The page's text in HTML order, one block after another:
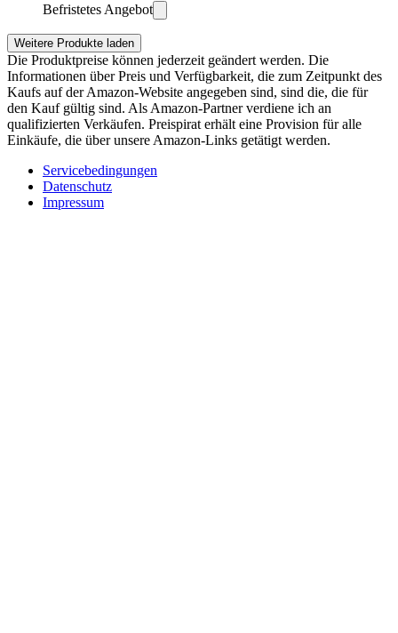
Befristetes Angebot
Weitere Produkte laden
Die Produktpreise können jederzeit geändert werden. Die
Informationen über Preis und Verfügbarkeit, die zum Zeitpunkt des
Kaufs auf der Amazon-Website angegeben sind, sind die, die für
den Kauf gültig sind. Als Amazon-Partner verdiene ich an
qualifizierten Verkäufen. Preispirat erhält eine Provision für alle
Einkäufe, die über unsere Amazon-Links getätigt werden.
Servicebedingungen
Datenschutz
Impressum